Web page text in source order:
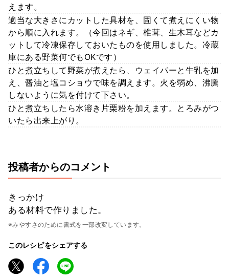
えます。
適当な大きさにカットした具材を、固くて煮えにくい物
から順に入れます。（今回はネギ、椎茸、生木耳などカ
ットして冷凍保存しておいたものを使用しました。冷蔵
庫にある野菜何でもOKです）
ひと煮立ちして野菜が煮えたら、ウェイパーと牛乳を加
え、醤油と塩コショウで味を調えます。火を弱め、沸騰
しないように気を付けて下さい。
ひと煮立ちしたら水溶き片栗粉を加えます。とろみがつ
いたら出来上がり。
投稿者からのコメント
きっかけ
ある材料で作りました。
※みやすさのために書式を一部改変しています。
このレシピをシェアする